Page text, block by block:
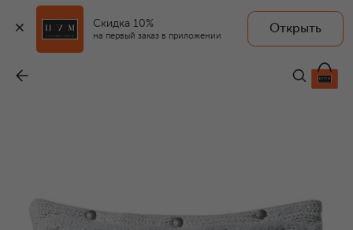
Скидка 10%
на первый заказ в приложении
Открыть
143 000 ₽